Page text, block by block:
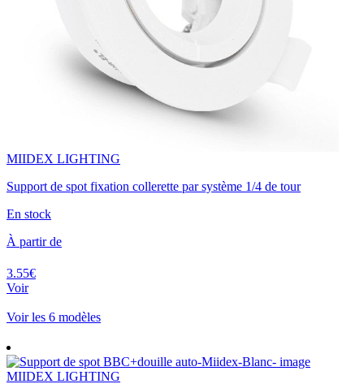
MIIDEX LIGHTING
Support de spot fixation collerette par système 1/4 de tour
En stock
À partir de
3.55€
Voir
Voir les 6 modèles
MIIDEX LIGHTING